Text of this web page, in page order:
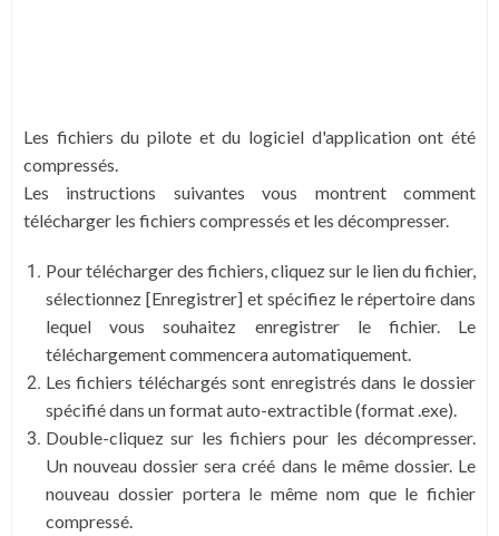
Les fichiers du pilote et du logiciel d'application ont été
compressés.
Les instructions suivantes vous montrent comment
télécharger les fichiers compressés et les décompresser.
Pour télécharger des fichiers, cliquez sur le lien du fichier,
sélectionnez [Enregistrer] et spécifiez le répertoire dans
lequel vous souhaitez enregistrer le fichier. Le
téléchargement commencera automatiquement.
Les fichiers téléchargés sont enregistrés dans le dossier
spécifié dans un format auto-extractible (format .exe).
Double-cliquez sur les fichiers pour les décompresser.
Un nouveau dossier sera créé dans le même dossier. Le
nouveau dossier portera le même nom que le fichier
compressé.